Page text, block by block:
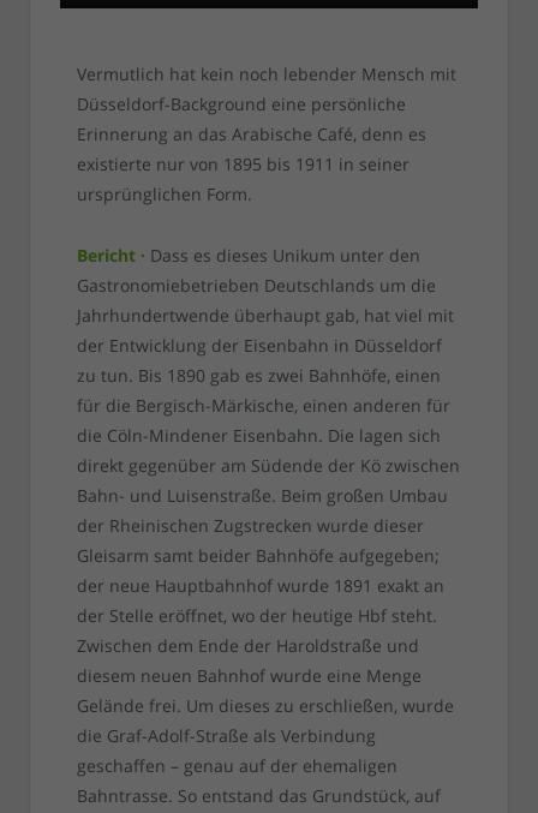
Vermutlich hat kein noch lebender Mensch mit
Düsseldorf-Background eine persönliche
Erinnerung an das Arabische Café, denn es
existierte nur von 1895 bis 1911 in seiner
ursprünglichen Form.
Bericht · Dass es dieses Unikum unter den
Gastronomiebetrieben Deutschlands um die
Jahrhundertwende überhaupt gab, hat viel mit
der Entwicklung der Eisenbahn in Düsseldorf
zu tun. Bis 1890 gab es zwei Bahnhöfe, einen
für die Bergisch-Märkische, einen anderen für
die Cöln-Mindener Eisenbahn. Die lagen sich
direkt gegenüber am Südende der Kö zwischen
Bahn- und Luisenstraße. Beim großen Umbau
der Rheinischen Zugstrecken wurde dieser
Gleisarm samt beider Bahnhöfe aufgegeben;
der neue Hauptbahnhof wurde 1891 exakt an
der Stelle eröffnet, wo der heutige Hbf steht.
Zwischen dem Ende der Haroldstraße und
diesem neuen Bahnhof wurde eine Menge
Gelände frei. Um dieses zu erschließen, wurde
die Graf-Adolf-Straße als Verbindung
geschaffen – genau auf der ehemaligen
Bahntrasse. So entstand das Grundstück, auf